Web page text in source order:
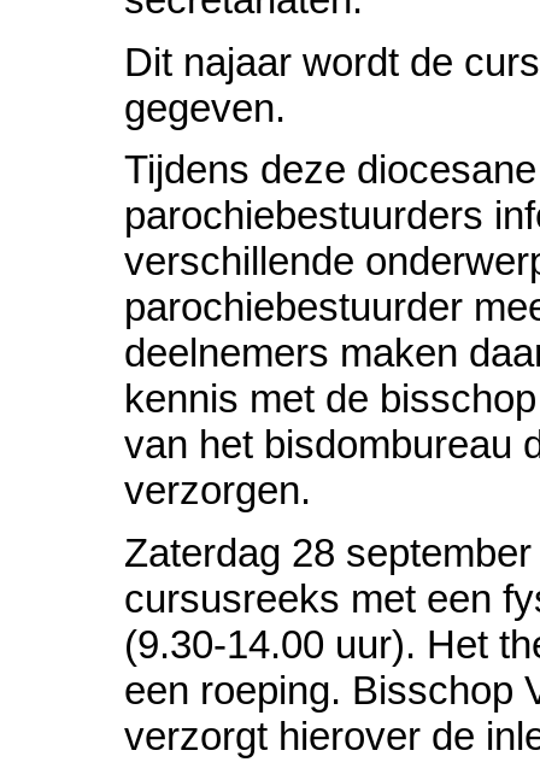
Dit najaar wordt de
gegeven.
Tijdens deze
parochiebestuurders
verschillende
parochiebestuurder
deelnemers maken
kennis met de
van het bisdombureau
verzorgen.
Zaterdag 28
cursusreeks met een
(9.30-14.00 uur). Het
een roeping. Bisschop
verzorgt hierover de